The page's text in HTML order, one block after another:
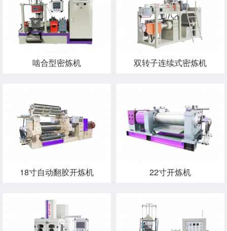
啮合型密炼机 双转子连续式密炼机
18寸自动翻胶开炼机 22寸开炼机